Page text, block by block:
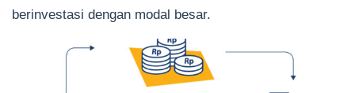
berinvestasi dengan modal besar.